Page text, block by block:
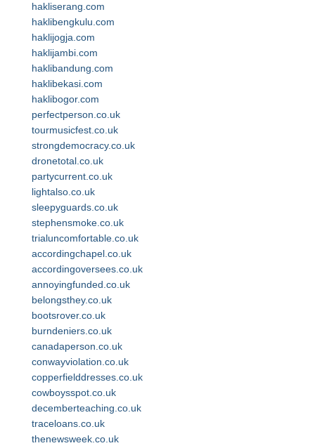
hakliserang.com
haklibengkulu.com
haklijogja.com
haklijambi.com
haklibandung.com
haklibekasi.com
haklibogor.com
perfectperson.co.uk
tourmusicfest.co.uk
strongdemocracy.co.uk
dronetotal.co.uk
partycurrent.co.uk
lightalso.co.uk
sleepyguards.co.uk
stephensmoke.co.uk
trialuncomfortable.co.uk
accordingchapel.co.uk
accordingoversees.co.uk
annoyingfunded.co.uk
belongsthey.co.uk
bootsrover.co.uk
burndeniers.co.uk
canadaperson.co.uk
conwayviolation.co.uk
copperfielddresses.co.uk
cowboysspot.co.uk
decemberteaching.co.uk
traceloans.co.uk
thenewsweek.co.uk